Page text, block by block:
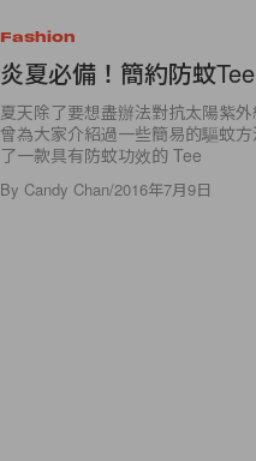
Fashion
炎夏必備！簡約防蚊
夏天除了要想盡辦法對抗太陽紫
曾為大家介紹過一些簡易的驅蚊
了一款具有防蚊功效的 Tee
By Candy Chan/2016年7月9日